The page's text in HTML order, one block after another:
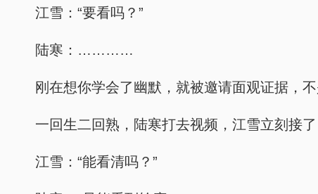
江雪：“要看吗？”
陆寒：…………
刚在想你学会了幽默，就被邀请面观证据，
一回生二回熟，陆寒打去视频，江雪立刻接
江雪：“能看清吗？”